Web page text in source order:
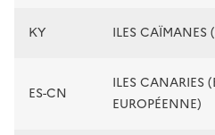
KY ILES CAÏMANES
ES-CN
ILES CANARIES
EUROPÉENNE)